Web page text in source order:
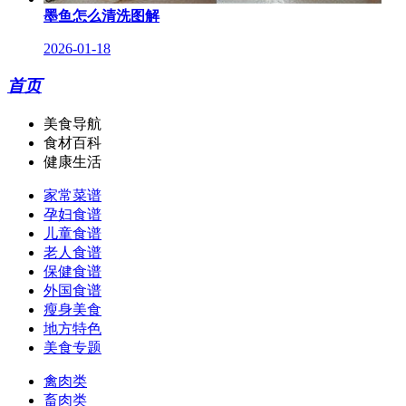
墨鱼怎么清洗图解
2026-01-18
首页
美食导航
食材百科
健康生活
家常菜谱
孕妇食谱
儿童食谱
老人食谱
保健食谱
外国食谱
瘦身美食
地方特色
美食专题
禽肉类
畜肉类